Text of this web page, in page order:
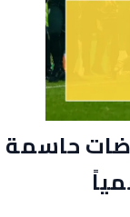
حاسمة